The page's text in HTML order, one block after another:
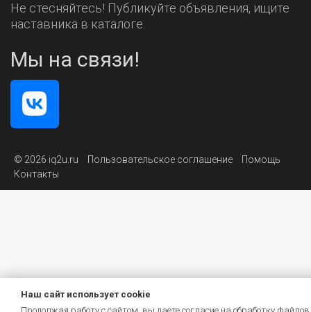
Не стесняйтесь! Публикуйте объявления, ищите
наставника в каталоге.
Мы на связи!
© 2026 iq2u.ru Пользовательское соглашение
Помощь
Контакты
Наш сайт использует cookie